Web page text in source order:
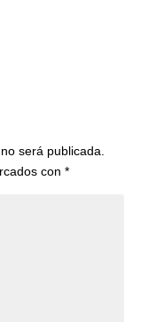
será publicada.
con *